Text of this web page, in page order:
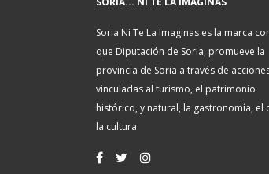
Soria Ni Te La Imaginas es la marca
que Diputación de Soria, promueve la
provincia de Soria a través de
vinculadas al turismo, el patrimonio
histórico, y natural, la gastronomía, el
la cultura.